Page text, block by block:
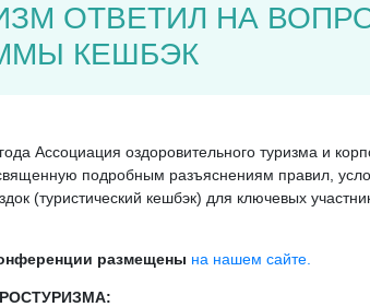
ОТВЕТИЛ НА
КЕШБЭК
Ассоциация оздоровительного туризма и
подробным разъяснениям правил,
(туристический кешбэк) для ключевых
размещены на нашем сайте.